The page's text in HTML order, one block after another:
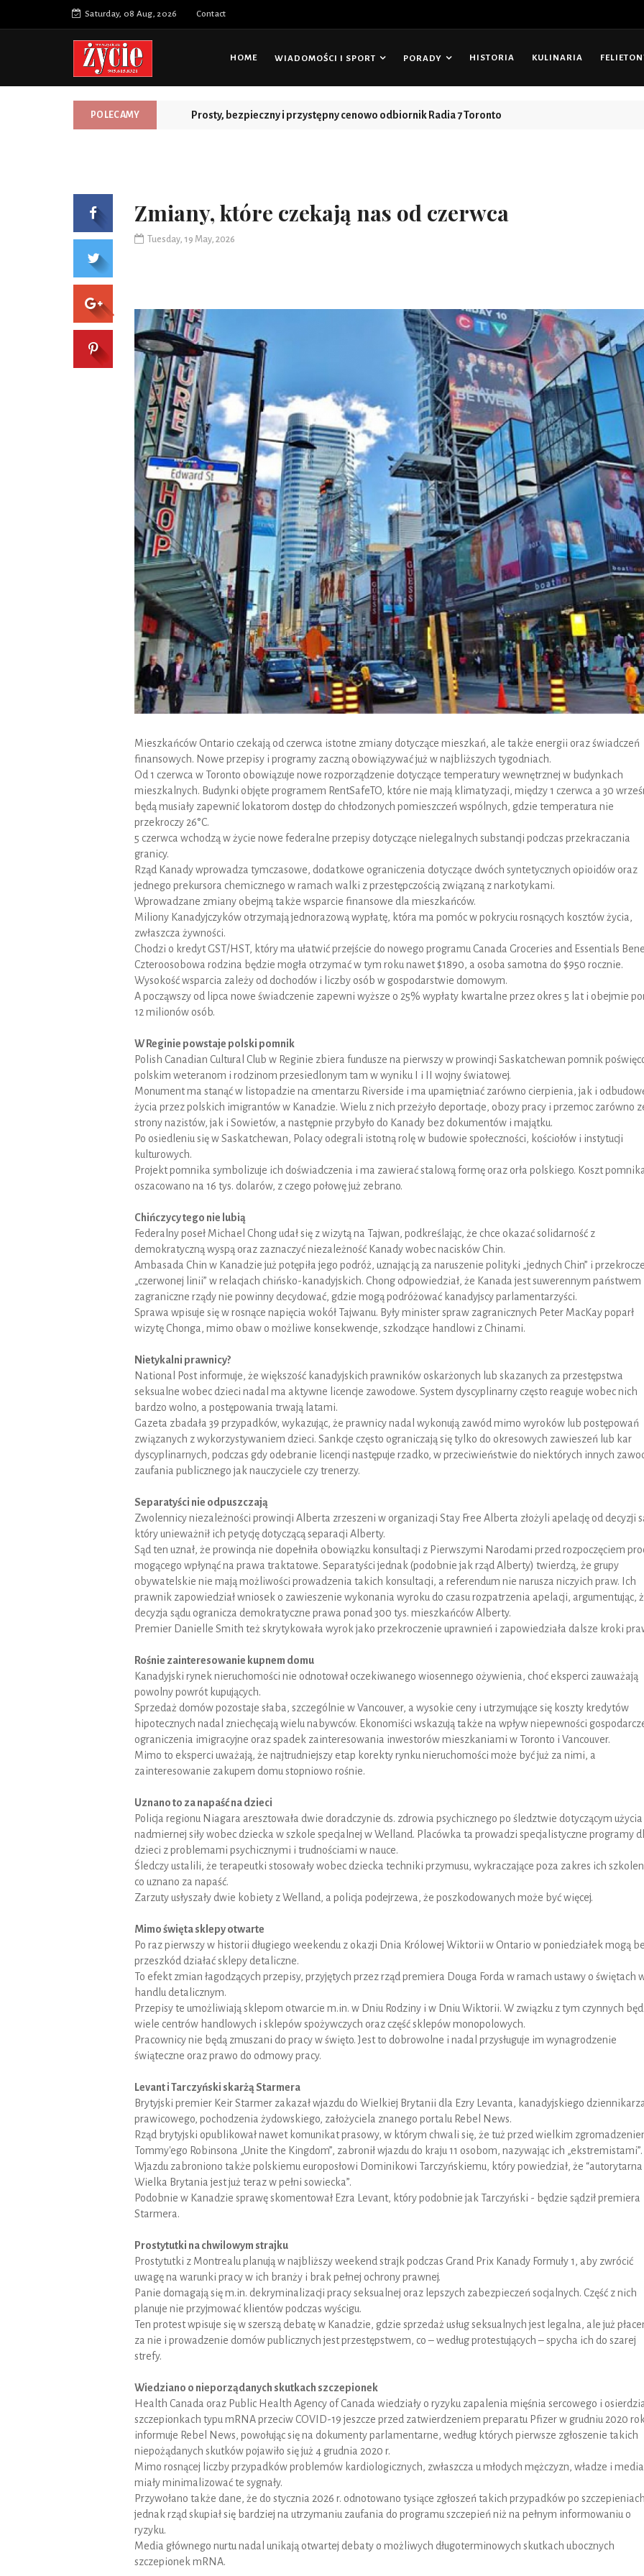
Saturday, 08 Aug, 2026 Contact
HOME WIADOMOŚCI I SPORT PORADY HISTORIA KULINARIA
POLECAMY Prosty, bezpieczny i przystępny cenowo odbiornik Radia 7 Toronto
Zmiany, które czekają nas od czerwca
Tuesday, 19 May, 2026
Mieszkańców Ontario czekają od czerwca istotne zmiany dotyczące mieszkań, ale także energii oraz świadczeń
finansowych. Nowe przepisy i programy zaczną obowiązywać już w najbliższych tygodniach.
Od 1 czerwca w Toronto obowiązuje nowe rozporządzenie dotyczące temperatury wewnętrznej w budynkach
mieszkalnych. Budynki objęte programem RentSafeTO, które nie mają klimatyzacji, między 1 czerwca a 30
będą musiały zapewnić lokatorom dostęp do chłodzonych pomieszczeń wspólnych, gdzie temperatura nie
przekroczy 26°C.
5 czerwca wchodzą w życie nowe federalne przepisy dotyczące nielegalnych substancji podczas przekraczania
granicy.
Rząd Kanady wprowadza tymczasowe, dodatkowe ograniczenia dotyczące dwóch syntetycznych opioidów oraz
jednego prekursora chemicznego w ramach walki z przestępczością związaną z narkotykami.
Wprowadzane zmiany obejmą także wsparcie finansowe dla mieszkańców.
Miliony Kanadyjczyków otrzymają jednorazową wypłatę, która ma pomóc w pokryciu rosnących kosztów życia,
zwłaszcza żywności.
Chodzi o kredyt GST/HST, który ma ułatwić przejście do nowego programu Canada Groceries and Essentials
Czteroosobowa rodzina będzie mogła otrzymać w tym roku nawet $1890, a osoba samotna do $950 rocznie.
Wysokość wsparcia zależy od dochodów i liczby osób w gospodarstwie domowym.
A począwszy od lipca nowe świadczenie zapewni wyższe o 25% wypłaty kwartalne przez okres 5 lat i obejmie
12 milionów osób.
W Reginie powstaje polski pomnik
Polish Canadian Cultural Club w Reginie zbiera fundusze na pierwszy w prowincji Saskatchewan pomnik
polskim weteranom i rodzinom przesiedlonym tam w wyniku I i II wojny światowej.
Monument ma stanąć w listopadzie na cmentarzu Riverside i ma upamiętniać zarówno cierpienia, jak i
życia przez polskich imigrantów w Kanadzie. Wielu z nich przeżyło deportacje, obozy pracy i przemoc zarówno
strony nazistów, jak i Sowietów, a następnie przybyło do Kanady bez dokumentów i majątku.
Po osiedleniu się w Saskatchewan, Polacy odegrali istotną rolę w budowie społeczności, kościołów i instytucji
kulturowych.
Projekt pomnika symbolizuje ich doświadczenia i ma zawierać stalową formę oraz orła polskiego. Koszt pomnika
oszacowano na 16 tys. dolarów, z czego połowę już zebrano.
Chińczycy tego nie lubią
Federalny poseł Michael Chong udał się z wizytą na Tajwan, podkreślając, że chce okazać solidarność z
demokratyczną wyspą oraz zaznaczyć niezależność Kanady wobec nacisków Chin.
Ambasada Chin w Kanadzie już potępiła jego podróż, uznając ją za naruszenie polityki „jednych Chin” i
„czerwonej linii” w relacjach chińsko-kanadyjskich. Chong odpowiedział, że Kanada jest suwerennym państwem
zagraniczne rządy nie powinny decydować, gdzie mogą podróżować kanadyjscy parlamentarzyści.
Sprawa wpisuje się w rosnące napięcia wokół Tajwanu. Były minister spraw zagranicznych Peter MacKay poparł
wizytę Chonga, mimo obaw o możliwe konsekwencje, szkodzące handlowi z Chinami.
Nietykalni prawnicy?
National Post informuje, że większość kanadyjskich prawników oskarżonych lub skazanych za przestępstwa
seksualne wobec dzieci nadal ma aktywne licencje zawodowe. System dyscyplinarny często reaguje wobec nich
bardzo wolno, a postępowania trwają latami.
Gazeta zbadała 39 przypadków, wykazując, że prawnicy nadal wykonują zawód mimo wyroków lub postępowań
związanych z wykorzystywaniem dzieci. Sankcje często ograniczają się tylko do okresowych zawieszeń lub kar
dyscyplinarnych, podczas gdy odebranie licencji następuje rzadko, w przeciwieństwie do niektórych innych
zaufania publicznego jak nauczyciele czy trenerzy.
Separatyści nie odpuszczają
Zwolennicy niezależności prowincji Alberta zrzeszeni w organizacji Stay Free Alberta złożyli apelację od decyzji
który unieważnił ich petycję dotyczącą separacji Alberty.
Sąd ten uznał, że prowincja nie dopełniła obowiązku konsultacji z Pierwszymi Narodami przed rozpoczęciem
mogącego wpłynąć na prawa traktatowe. Separatyści jednak (podobnie jak rząd Alberty) twierdzą, że grupy
obywatelskie nie mają możliwości prowadzenia takich konsultacji, a referendum nie narusza niczyich praw. Ich
prawnik zapowiedział wniosek o zawieszenie wykonania wyroku do czasu rozpatrzenia apelacji, argumentując,
decyzja sądu ogranicza demokratyczne prawa ponad 300 tys. mieszkańców Alberty.
Premier Danielle Smith też skrytykowała wyrok jako przekroczenie uprawnień i zapowiedziała dalsze kroki
Rośnie zainteresowanie kupnem domu
Kanadyjski rynek nieruchomości nie odnotował oczekiwanego wiosennego ożywienia, choć eksperci zauważają
powolny powrót kupujących.
Sprzedaż domów pozostaje słaba, szczególnie w Vancouver, a wysokie ceny i utrzymujące się koszty kredytów
hipotecznych nadal zniechęcają wielu nabywców. Ekonomiści wskazują także na wpływ niepewności
ograniczenia imigracyjne oraz spadek zainteresowania inwestorów mieszkaniami w Toronto i Vancouver.
Mimo to eksperci uważają, że najtrudniejszy etap korekty rynku nieruchomości może być już za nimi, a
zainteresowanie zakupem domu stopniowo rośnie.
Uznano to za napaść na dzieci
Policja regionu Niagara aresztowała dwie doradczynie ds. zdrowia psychicznego po śledztwie dotyczącym użycia
nadmiernej siły wobec dziecka w szkole specjalnej w Welland. Placówka ta prowadzi specjalistyczne programy
dzieci z problemami psychicznymi i trudnościami w nauce.
Śledczy ustalili, że terapeutki stosowały wobec dziecka techniki przymusu, wykraczające poza zakres ich
co uznano za napaść.
Zarzuty usłyszały dwie kobiety z Welland, a policja podejrzewa, że poszkodowanych może być więcej.
Mimo święta sklepy otwarte
Po raz pierwszy w historii długiego weekendu z okazji Dnia Królowej Wiktorii w Ontario w poniedziałek mogą
przeszkód działać sklepy detaliczne.
To efekt zmian łagodzących przepisy, przyjętych przez rząd premiera Douga Forda w ramach ustawy o świętach
handlu detalicznym.
Przepisy te umożliwiają sklepom otwarcie m.in. w Dniu Rodziny i w Dniu Wiktorii. W związku z tym czynnych
wiele centrów handlowych i sklepów spożywczych oraz część sklepów monopolowych.
Pracownicy nie będą zmuszani do pracy w święto. Jest to dobrowolne i nadal przysługuje im wynagrodzenie
świąteczne oraz prawo do odmowy pracy.
Levant i Tarczyński skarżą Starmera
Brytyjski premier Keir Starmer zakazał wjazdu do Wielkiej Brytanii dla Ezry Levanta, kanadyjskiego dziennikarza
prawicowego, pochodzenia żydowskiego, założyciela znanego portalu Rebel News.
Rząd brytyjski opublikował nawet komunikat prasowy, w którym chwali się, że tuż przed wielkim
Tommy'ego Robinsona „Unite the Kingdom”, zabronił wjazdu do kraju 11 osobom, nazywając ich „ekstremistami”.
Wjazdu zabroniono także polskiemu europosłowi Dominikowi Tarczyńskiemu, który powiedział, że “autorytarna
Wielka Brytania jest już teraz w pełni sowiecka”.
Podobnie w Kanadzie sprawę skomentował Ezra Levant, który podobnie jak Tarczyński - będzie sądził premiera
Starmera.
Prostytutki na chwilowym strajku
Prostytutki z Montrealu planują w najbliższy weekend strajk podczas Grand Prix Kanady Formuły 1, aby zwrócić
uwagę na warunki pracy w ich branży i brak pełnej ochrony prawnej.
Panie domagają się m.in. dekryminalizacji pracy seksualnej oraz lepszych zabezpieczeń socjalnych. Część z nich
planuje nie przyjmować klientów podczas wyścigu.
Ten protest wpisuje się w szerszą debatę w Kanadzie, gdzie sprzedaż usług seksualnych jest legalna, ale już
za nie i prowadzenie domów publicznych jest przestępstwem, co – według protestujących – spycha ich do szarej
strefy.
Wiedziano o nieporządanych skutkach szczepionek
Health Canada oraz Public Health Agency of Canada wiedziały o ryzyku zapalenia mięśnia sercowego i
szczepionkach typu mRNA przeciw COVID-19 jeszcze przed zatwierdzeniem preparatu Pfizer w grudniu 2020
informuje Rebel News, powołując się na dokumenty parlamentarne, według których pierwsze zgłoszenie takich
niepożądanych skutków pojawiło się już 4 grudnia 2020 r.
Mimo rosnącej liczby przypadków problemów kardiologicznych, zwłaszcza u młodych mężczyzn, władze i media
miały minimalizować te sygnały.
Przywołano także dane, że do stycznia 2026 r. odnotowano tysiące zgłoszeń takich przypadków po
jednak rząd skupiał się bardziej na utrzymaniu zaufania do programu szczepień niż na pełnym informowaniu o
ryzyku.
Media głównego nurtu nadal unikają otwartej debaty o możliwych długoterminowych skutkach ubocznych
szczepionek mRNA.